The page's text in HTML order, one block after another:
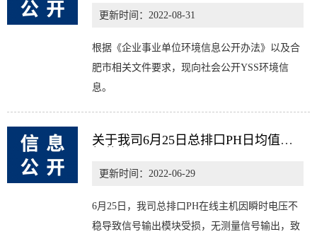
更新时间：2022-08-31
根据《企业事业单位环境信息公开办法》以及合
肥市相关文件要求，现向社会公开YSS环境信
息。
关于我司6月25日总排口PH日均值超
更新时间：2022-06-29
6月25日，我司总排口PH在线主机因瞬时电压不
稳导致信号输出模块受损，无测量信号输出，致